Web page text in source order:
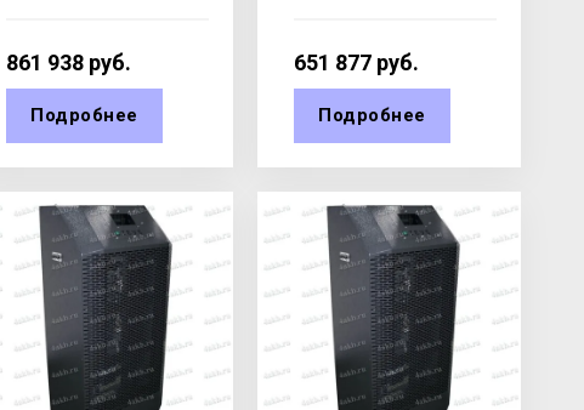
861 938 руб.
Подробнее
651 877 руб.
Подробнее